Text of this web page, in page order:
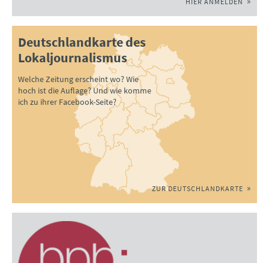
Deutschlandkarte des
Lokaljournalismus
Welche Zeitung erscheint wo? Wie
hoch ist die Auflage? Und wie komme
ich zu ihrer Facebook-Seite?
ZUR DEUTSCHLANDKARTE